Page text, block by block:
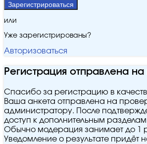
Зарегистрироваться
или
Уже зарегистрированы?
Авторизоваться
Регистрация отправлена
Спасибо за регистрацию в
Ваша анкета отправлена на
администратору. После
доступ к дополнительным
Обычно модерация занимает до 1
Уведомление о результате придёт